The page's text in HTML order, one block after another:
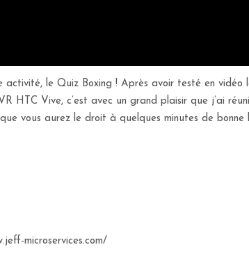
le Quiz Boxing ! Après avoir testé en vidéo
HTC Vive, c’est avec un grand plaisir que j’ai
vous aurez le droit à quelques minutes de bonne
microservices.com/